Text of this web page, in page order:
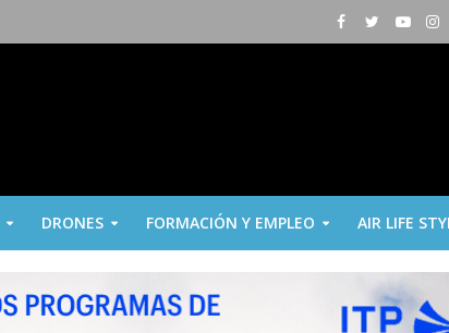
DRONES FORMACIÓN Y EMPLEO AIR LIFE